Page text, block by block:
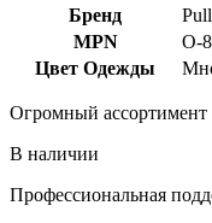
Бренд
MPN
O-
Цвет Одежды
Огромный ассортимент
В наличии
Профессиональная